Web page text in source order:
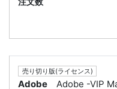
売り切り版(ライセンス)
Adobe
Adobe -VIP